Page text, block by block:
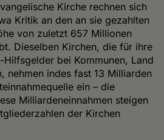
Kirche rechnen sich
Kritik an den an sie gezahlten
von zuletzt 657 Millionen
Dieselben Kirchen, die für ihre
bei Kommunen, Land
nehmen indes fast 13 Milliarden
ein – die
Milliardeneinnahmen steigen
der Kirchen